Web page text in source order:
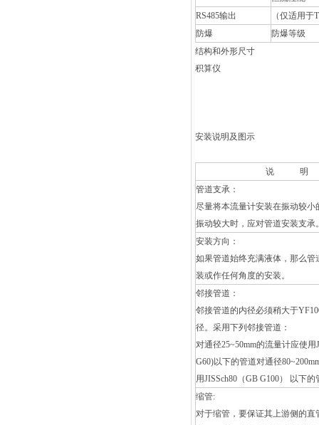
RS485输出
（仅适用于
防爆
防爆等级
结构和外形尺寸
积算仪
安装说明及图示
说
明
管道支承：
尽量将本流量计安装在振动较小
振动较大时，应对管道安装支承
安装方向：
如果管道始终充满液体，那么管
装或作任何角度的安装。
邻接管道：
邻接管道的内径必须稍大于
径。采用下列邻接管道：
对通径25~50mm的流量计应使用
G60)以下的管道对通径
用JISSch80（GB G100） 以下的
缩管:
对于缩管，要保证其上游侧的直